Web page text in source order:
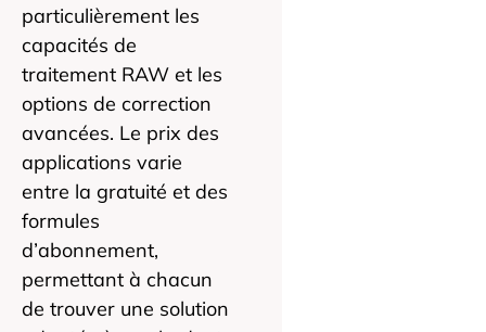
particulièrement les
capacités de
traitement RAW et les
options de correction
avancées. Le prix des
applications varie
entre la gratuité et des
formules
d’abonnement,
permettant à chacun
de trouver une solution